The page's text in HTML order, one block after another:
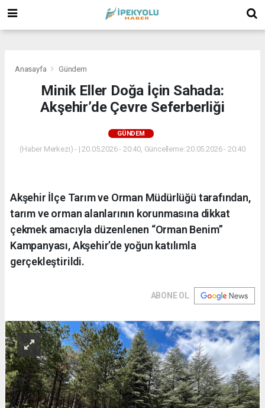
Anasayfa Gündem
Minik Eller Doğa İçin Sahada:
Akşehir’de Çevre Seferberliği
GÜNDEM
(Haber Merkezi) - | 20.05.2026 - 20:40, Güncelleme: 20.05.2026 - 20:40
Akşehir İlçe Tarım ve Orman Müdürlüğü tarafından,
tarım ve orman alanlarının korunmasına dikkat
çekmek amacıyla düzenlenen “Orman Benim”
Kampanyası, Akşehir’de yoğun katılımla
gerçekleştirildi.
ABONE OL